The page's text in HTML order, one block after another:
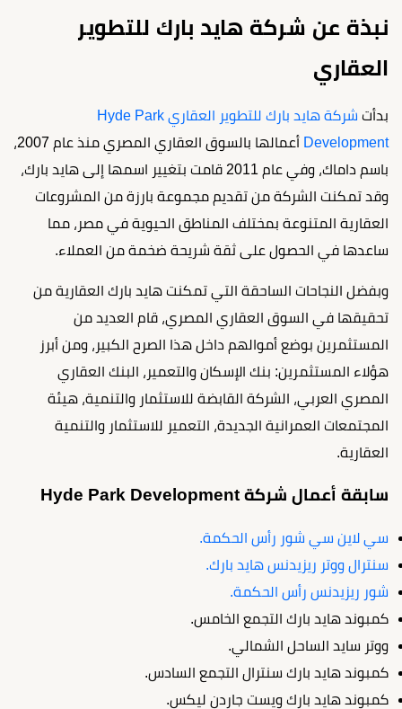
نبذة عن شركة هايد بارك للتطوير
العقاري
بدأت
شركة هايد بارك للتطوير العقاري Hyde Park
Development
أعمالها بالسوق العقاري المصري منذ عام 2007،
باسم داماك، وفي عام 2011 قامت بتغيير اسمها إلى هايد بارك،
وقد تمكنت الشركة من تقديم مجموعة بارزة من المشروعات
العقارية المتنوعة بمختلف المناطق الحيوية في مصر، مما
ساعدها في الحصول على ثقة شريحة ضخمة من العملاء.
وبفضل النجاحات الساحقة التي تمكنت هايد بارك العقارية من
تحقيقها في السوق العقاري المصري، قام العديد من
المستثمرين بوضع أموالهم داخل هذا الصرح الكبير، ومن أبرز
هؤلاء المستثمرين: بنك الإسكان والتعمير، البنك العقاري
المصري العربي، الشركة القابضة للاستثمار والتنمية، هيئة
المجتمعات العمرانية الجديدة، التعمير للاستثمار والتنمية
العقارية.
سابقة أعمال شركة Hyde Park Development
سي لاين سي شور رأس الحكمة.
سنترال ووتر ريزيدنس هايد بارك.
شور ريزيدنس رأس الحكمة.
كمبوند هايد بارك التجمع الخامس.
ووتر سايد الساحل الشمالي.
كمبوند هايد بارك سنترال التجمع السادس.
كمبوند هايد بارك ويست جاردن ليكس.